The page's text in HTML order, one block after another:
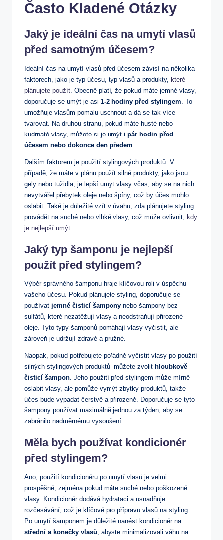
Často Kladené Otázky
Jaký je ideální čas na umytí vlasů
před samotným účesem?
Ideální čas na umytí vlasů před účesem závisí na několika
faktorech, jako je typ účesu, typ vlasů a produkty, které
plánujete použít. Obecně platí, že pokud máte jemné vlasy,
doporučuje se umýt je asi 1-2 hodiny před stylingem. To
umožňuje vlasům pomalu uschnout a dá se tak více
tvarovat. Na druhou stranu, pokud máte husté nebo
kudrnaté vlasy, můžete si je umýt i pár hodin před
účesem nebo dokonce den předem.
Dalším faktorem je použití stylingových produktů. V
případě, že máte v plánu použít silné produkty, jako jsou
gely nebo tužidla, je lepší umýt vlasy včas, aby se na nich
nevytvářel přebytek oleje nebo špíny, což by účes mohlo
oslabit. Také je důležité vzít v úvahu, zda plánujete styling
provádět na suché nebo vlhké vlasy, což může ovlivnit, kdy
je nejlepší umýt.
Jaký typ šamponu je nejlepší
použít před stylingem?
Výběr správného šamponu hraje klíčovou roli v úspěchu
vašeho účesu. Pokud plánujete styling, doporučuje se
používat jemné čisticí šampony nebo šampony bez
sulfátů, které nezatěžují vlasy a neodstraňují přirozené
oleje. Tyto typy šamponů pomáhají vlasy vyčistit, ale
zároveň je udržují zdravé a pružné.
Naopak, pokud potřebujete pořádně vyčistit vlasy po použití
silných stylingových produktů, můžete zvolit hloubkově
čisticí šampon. Jeho použití před stylingem může mírně
oslabit vlasy, ale pomůže vymýt zbytky produktů, takže
účes bude vypadat čerstvě a přirozeně. Doporučuje se tyto
šampony používat maximálně jednou za týden, aby se
zabránilo nadměrnému vysoušení.
Měla bych používat kondicionér
před stylingem?
Ano, použití kondicionéru po umytí vlasů je velmi
prospěšné, zejména pokud máte suché nebo poškozené
vlasy. Kondicionér dodává hydrataci a usnadňuje
rozčesávání, což je klíčové pro přípravu vlasů na styling.
Po umytí šamponem je důležité nanést kondicionér na
střední a konečky vlasů, abyste minimalizovali váhu na